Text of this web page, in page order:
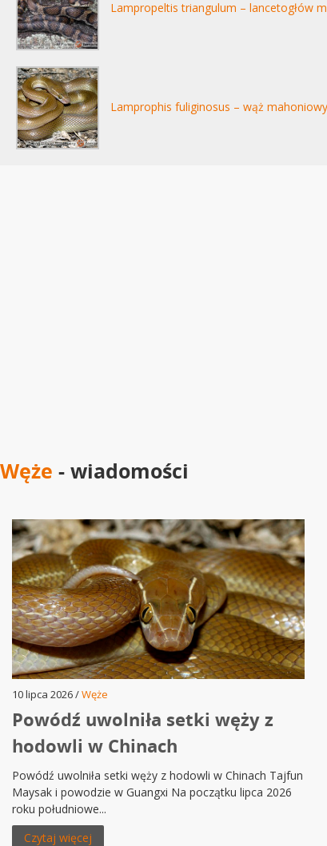
Lampropeltis triangulum – lancetogłów
Lamprophis fuliginosus – wąż mahoniowy
Węże - wiadomości
10 lipca 2026 /Węże
Powódź uwolniła setki węży z
hodowli w Chinach
Powódź uwolniła setki węży z hodowli w Chinach Tajfun
Maysak i powodzie w Guangxi Na początku lipca 2026
roku południowe...
Czytaj więcej